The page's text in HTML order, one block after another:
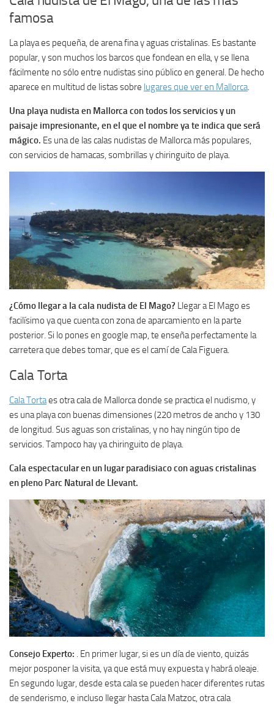
famosa
La playa es pequeña, de arena fina y aguas cristalinas. Es bastante
popular, y son muchos los barcos que fondean en ella, y se llena
fácilmente no sólo entre nudistas sino público en general. De hecho
aparece en multitud de listas sobre lugares que ver en Mallorca.
Una playa nudista en Mallorca con todos los servicios y un
paisaje impresionante, en el que el nombre ya te indica que será
mágico. Es una de las calas nudistas de Mallorca más populares,
con servicios de hamacas, sombrillas y chiringuito de playa.
¿Cómo llegar a la cala nudista de El Mago? Llegar a El Mago es
facilísimo ya que cuenta con zona de aparcamiento en la parte
posterior. Si lo pones en google map, te enseña perfectamente la
carretera que debes tomar, que es el camí de Cala Figuera.
Cala Torta
Cala Tortaes otra cala de Mallorca donde se practica el nudismo, y
es una playa con buenas dimensiones (220 metros de ancho y 130
de longitud. Sus aguas son cristalinas, y no hay ningún tipo de
servicios. Tampoco hay ya chiringuito de playa.
Cala espectacular en un lugar paradisiaco con aguas cristalinas
en pleno Parc Natural de Llevant.
Consejo Experto: . En primer lugar, si es un día de viento, quizás
mejor posponer la visita, ya que está muy expuesta y habrá oleaje.
En segundo lugar, desde esta cala se pueden hacer diferentes rutas
de senderismo, e incluso llegar hasta Cala Matzoc, otra cala